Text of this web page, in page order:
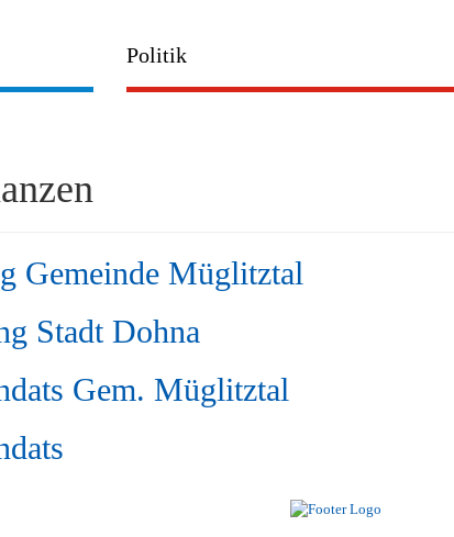
Politik
Gemeinde Müglitztal
Stadt Dohna
Gem. Müglitztal